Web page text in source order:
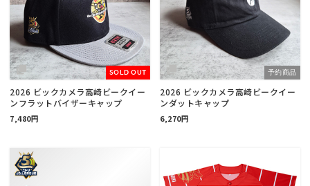
SOLD OUT
2026 ビックカメラ高崎ビークイー
ンフラットバイザーキャップ
7,480円
予約商品
2026 ビックカメラ高崎ビークイー
ンダットキャップ
6,270円